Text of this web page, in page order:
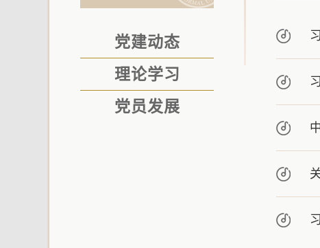
党建动态
理论学习
党员发展